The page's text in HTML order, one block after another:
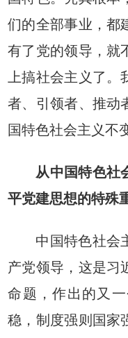
们的全部事业，都
有了党的领导，就
上搞社会主义了
者、引领者、推动
国特色社会主义不
从中国特色社
平党建思想的特殊
中国特色社会主
产党领导，这是习
命题，作出的又
稳，制度强则国家